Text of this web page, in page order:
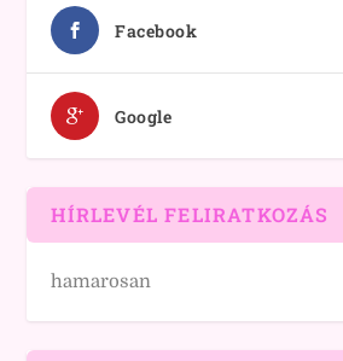
Facebook
Google
HÍRLEVÉL FELIRATKOZÁS
hamarosan